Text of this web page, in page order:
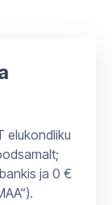
elukondliku
ja 0 €